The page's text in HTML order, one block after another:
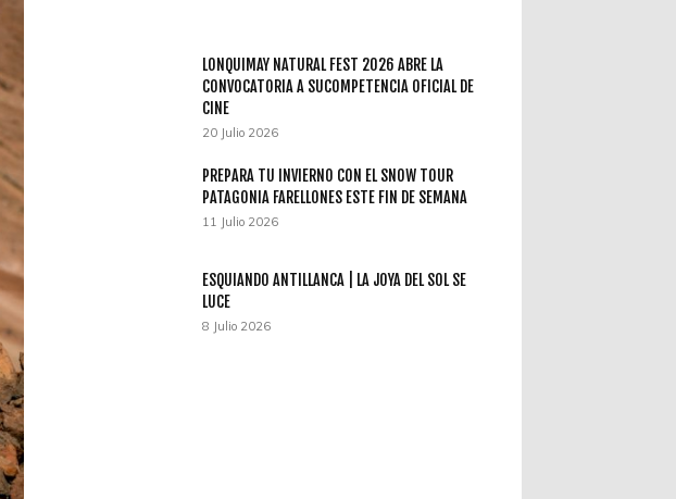
LONQUIMAY NATURAL FEST 2026 ABRE LA
CONVOCATORIA A SUCOMPETENCIA OFICIAL DE
CINE
20 Julio 2026
PREPARA TU INVIERNO CON EL SNOW TOUR
PATAGONIA FARELLONES ESTE FIN DE SEMANA
11 Julio 2026
ESQUIANDO ANTILLANCA | LA JOYA DEL SOL SE
LUCE
8 Julio 2026